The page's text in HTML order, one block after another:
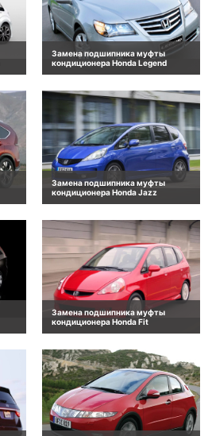
Замена подшипника муфты
кондиционера Honda Legend
Замена подшипника муфты
кондиционера Honda Jazz
Замена подшипника муфты
кондиционера Honda Fit